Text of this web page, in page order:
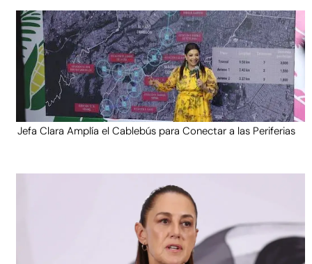
Jefa Clara Amplía el Cablebús para Conectar a las Periferias